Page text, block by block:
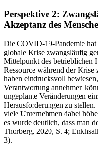
Perspektive 2:
Akzeptanz des
Die COVID-19-Pandemie hat
globale Krise zwangsläufig
Mittelpunkt des betrieblichen
Ressource während der Krise
haben eindrucksvoll
Verantwortung annehmen
ungeplante Veränderungen
Herausforderungen zu stellen.
viele Unternehmen dabei
es wurde deutlich, dass man
Thorberg, 2020, S. 4;
3).